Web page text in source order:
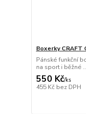
Boxerky CRAFT
Pánské funkční
na sport i běžné
550 Kč/ks
455 Kč bez DPH